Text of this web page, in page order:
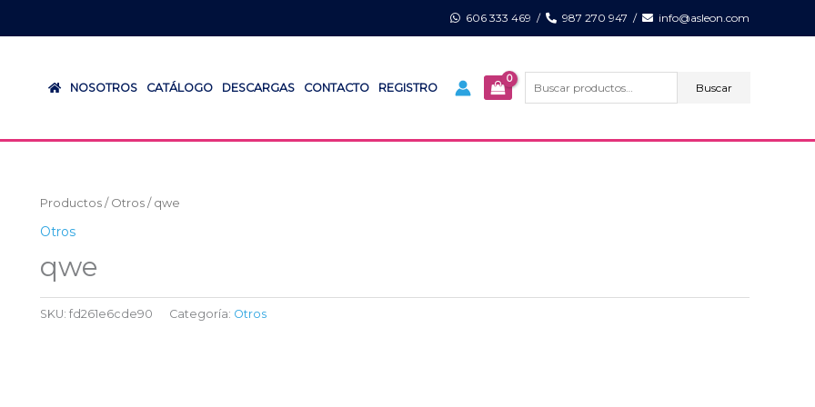
606 333 469 / 987 270 947 / info@asleon.com
NOSOTROS CATÁLOGO DESCARGAS CONTACTO REGISTRO
por:
Buscar
Productos / Otros / qwe
Otros
qwe
SKU: fd261e6cde90 Categoría: Otros